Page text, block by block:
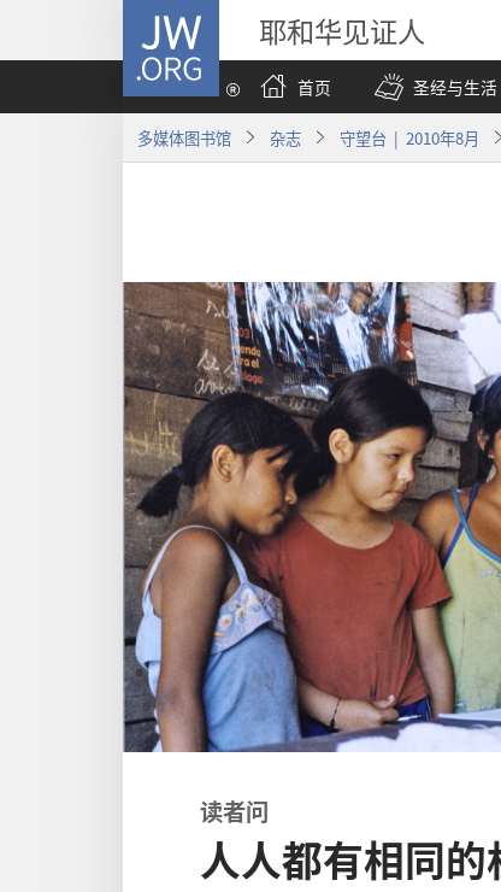
JW.ORG 耶和华见证人
首页
圣经与生活
多媒体图书馆 杂志 守望台 | 2010年8月
读者问
人人都有相同的